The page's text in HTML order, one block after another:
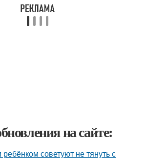
на сайте:
советуют не тянуть с